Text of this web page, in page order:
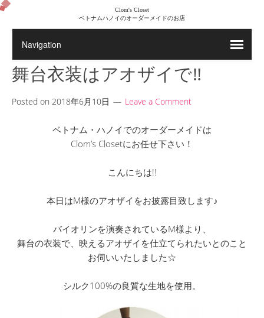
Clom's Closet
ベトナムハノイのオーダーメイドのお店
舞台衣装はアオザイで‼
Posted on 2018年6月10日 Leave a Comment
ベトナム・ハノイでのオーダーメイドは
Clom’s Closetにお任せ下さい！
こんにちは!!
本日はM様のアオザイをお披露目致します♪
バイオリンを演奏されているM様より、
舞台の衣装で、映えるアオザイを仕立てられたいとのこと
お伺いいたしました☆
シルク100%の良質な生地を使用。